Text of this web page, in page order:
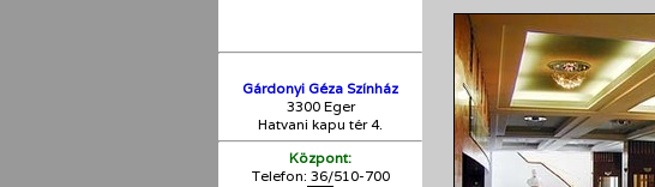
Gárdonyi Géza Színház
3300 Eger
Hatvani kapu tér 4.
Központ:
Telefon: 36/510-700